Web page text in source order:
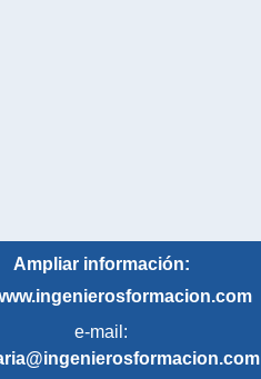
Ampliar información:
e-mail: